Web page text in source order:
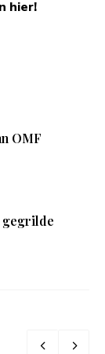
hier!
OMF
gegrilde